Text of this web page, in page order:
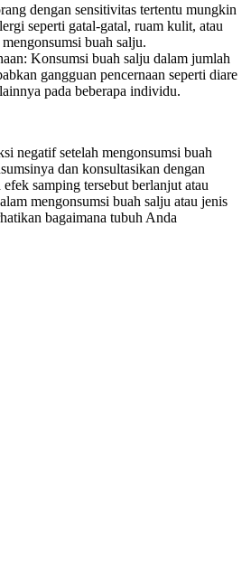
dengan sensitivitas tertentu mungkin
seperti gatal-gatal, ruam kulit, atau
mengonsumsi buah salju.
: Konsumsi buah salju dalam jumlah
gangguan pencernaan seperti diare
pada beberapa individu.
negatif setelah mengonsumsi buah
dan konsultasikan dengan
samping tersebut berlanjut atau
mengonsumsi buah salju atau jenis
bagaimana tubuh Anda